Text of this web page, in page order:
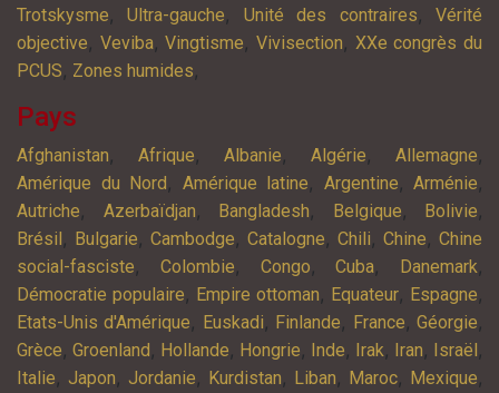
Trotskysme,Ultra-gauche, Unité des contraires,Vérité
objective, Veviba,Vingtisme,Vivisection, XXe congrès du
PCUS, Zones humides,
Pays
Afghanistan, Afrique, Albanie, Algérie, Allemagne,
Amérique du Nord , Amérique latine, Argentine, Arménie,
Autriche, Azerbaïdjan, Bangladesh, Belgique, Bolivie,
Brésil , Bulgarie, Cambodge, Catalogne, Chili, Chine, Chine
social-fasciste, Colombie, Congo,Cuba, Danemark,
Démocratie populaire, Empire ottoman, Equateur, Espagne,
Etats-Unis d'Amérique, Euskadi, Finlande, France,Géorgie,
Grèce, Groenland , Hollande, Hongrie, Inde, Irak, Iran, Israël ,
Italie, Japon, Jordanie, Kurdistan, Liban, Maroc, Mexique,